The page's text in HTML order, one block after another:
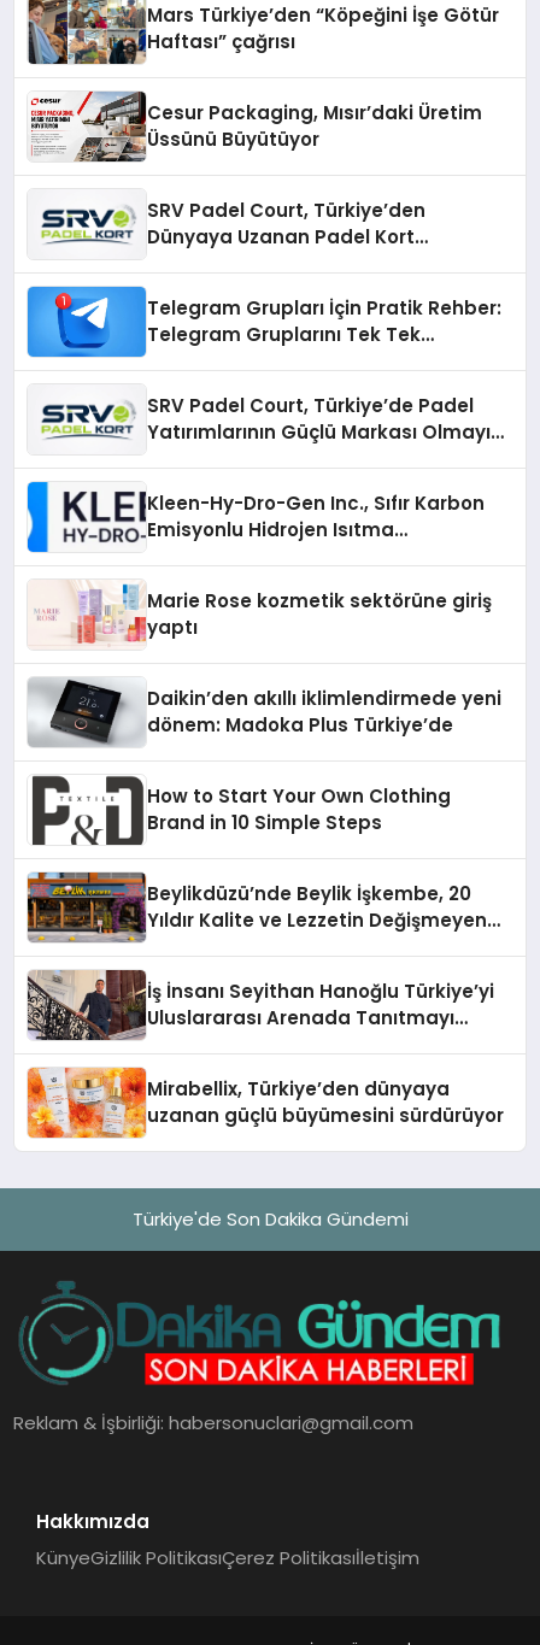
Mars Türkiye’den “Köpeğini İşe Götür
Haftası” çağrısı
Cesur Packaging, Mısır’daki Üretim
Üssünü Büyütüyor
SRV Padel Court, Türkiye’den
Dünyaya Uzanan Padel Kort
Telegram Grupları İçin Pratik Rehber:
Telegram Gruplarını Tek Tek
SRV Padel Court, Türkiye’de Padel
Yatırımlarının Güçlü Markası Olmayı
Kleen-Hy-Dro-Gen Inc., Sıfır Karbon
Emisyonlu Hidrojen Isıtma
Marie Rose kozmetik sektörüne giriş
yaptı
Daikin’den akıllı iklimlendirmede yeni
dönem: Madoka Plus Türkiye’de
How to Start Your Own Clothing
Brand in 10 Simple Steps
Beylikdüzü’nde Beylik İşkembe, 20
Yıldır Kalite ve Lezzetin Değişmeyen
İş İnsanı Seyithan Hanoğlu Türkiye’yi
Uluslararası Arenada Tanıtmayı
Mirabellix, Türkiye’den dünyaya
uzanan güçlü büyümesini sürdürüyor
Türkiye'de Son Dakika Gündemi
Reklam & İşbirliği:habersonuclari@gmail.com
Hakkımızda
KünyeGizlilik PolitikasıÇerez Politikasıİletişim